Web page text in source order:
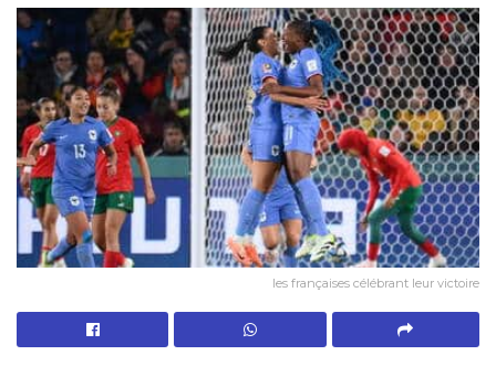
les françaises célébrant leur victoire